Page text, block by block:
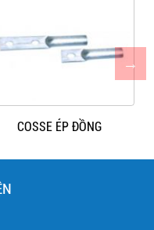
COSSE ÉP ĐỒNG